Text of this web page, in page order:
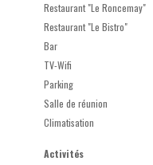
Restaurant "Le Roncemay"
Restaurant "Le Bistro"
Bar
TV-Wifi
Parking
Salle de réunion
Climatisation
Activités